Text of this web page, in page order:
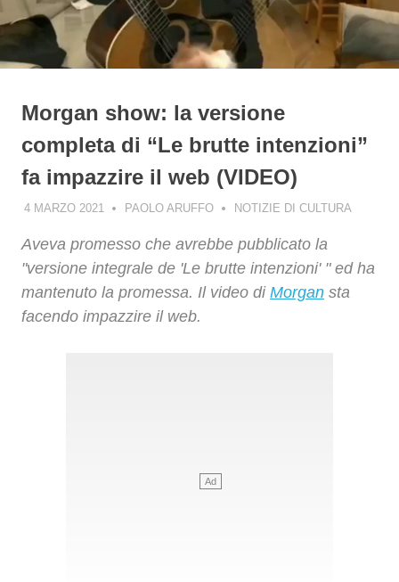
Morgan show: la versione
completa di “Le brutte intenzioni”
fa impazzire il web (VIDEO)
4 MARZO 2021 PAOLO ARUFFO NOTIZIE DI CULTURA
Aveva promesso che avrebbe pubblicato la
"versione integrale de 'Le brutte intenzioni' " ed ha
mantenuto la promessa. Il video di Morgan sta
facendo impazzire il web.